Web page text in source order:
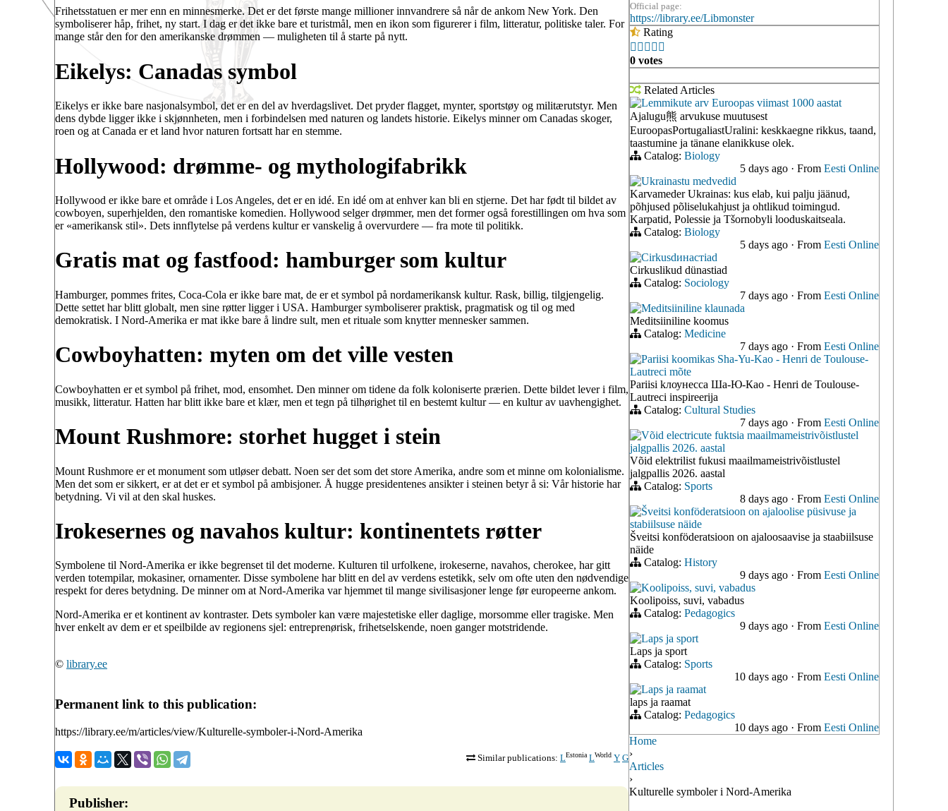
Frihetsstatuen er mer enn en minnesmerke. Det er det første mange millioner innvandrere så når de ankom New York. Den
symboliserer håp, frihet, ny start. I dag er det ikke bare et turistmål, men en ikon som figurerer i film, litteratur, politiske taler. For
mange står den for den amerikanske drømmen — muligheten til å starte på nytt.
Eikelys: Canadas symbol
Eikelys er ikke bare nasjonalsymbol, det er en del av hverdagslivet. Det pryder flagget, mynter, sportstøy og militærutstyr. Men
dens dybde ligger ikke i skjønnheten, men i forbindelsen med naturen og landets historie. Eikelys minner om Canadas skoger,
roen og at Canada er et land hvor naturen fortsatt har en stemme.
Hollywood: drømme- og mythologifabrikk
Hollywood er ikke bare et område i Los Angeles, det er en idé. En idé om at enhver kan bli en stjerne. Det har født til bildet av
cowboyen, superhjelden, den romantiske komedien. Hollywood selger drømmer, men det former også forestillingen om hva som
er «amerikansk stil». Dets innflytelse på verdens kultur er vanskelig å overvurdere — fra mote til politikk.
Gratis mat og fastfood: hamburger som kultur
Hamburger, pommes frites, Coca-Cola er ikke bare mat, de er et symbol på nordamerikansk kultur. Rask, billig, tilgjengelig.
Dette settet har blitt globalt, men sine røtter ligger i USA. Hamburger symboliserer praktisk, pragmatisk og til og med
demokratisk. I Nord-Amerika er mat ikke bare å lindre sult, men et rituale som knytter mennesker sammen.
Cowboyhatten: myten om det ville vesten
Cowboyhatten er et symbol på frihet, mod, ensomhet. Den minner om tidene da folk koloniserte prærien. Dette bildet lever i film,
musikk, litteratur. Hatten har blitt ikke bare et klær, men et tegn på tilhørighet til en bestemt kultur — en kultur av uavhengighet.
Mount Rushmore: storhet hugget i stein
Mount Rushmore er et monument som utløser debatt. Noen ser det som det store Amerika, andre som et minne om kolonialisme.
Men det som er sikkert, er at det er et symbol på ambisjoner. Å hugge presidentenes ansikter i steinen betyr å si: Vår historie har
betydning. Vi vil at den skal huskes.
Irokesernes og navahos kultur: kontinentets røtter
Symbolene til Nord-Amerika er ikke begrenset til det moderne. Kulturen til urfolkene, irokeserne, navahos, cherokee, har gitt
verden totempilar, mokasiner, ornamenter. Disse symbolene har blitt en del av verdens estetikk, selv om ofte uten den nødvendige
respekt for deres betydning. De minner om at Nord-Amerika var hjemmet til mange sivilisasjoner lenge før europeerne ankom.
Nord-Amerika er et kontinent av kontraster. Dets symboler kan være majestetiske eller daglige, morsomme eller tragiske. Men
hver enkelt av dem er et speilbilde av regionens sjel: entreprenørisk, frihetselskende, noen ganger motstridende.
© library.ee
Permanent link to this publication:
https://library.ee/m/articles/view/Kulturelle-symboler-i-Nord-Amerika
Similar publications: LEstonia LWorld Y G
Publisher:
Official page:
https://library.ee/Libmonster
Rating
    
0 votes
Related Articles
Lemmikute arv Euroopas viimast 1000 aastat
Ajalugu熊 arvukuse muutusest
EuroopasPortugaliastUralini: keskkaegne rikkus, taand,
taastumine ja tänane elanikkuse olek.
Catalog: Biology
5 days ago · From Eesti Online
Ukrainastu medvedid
Karvameder Ukrainas: kus elab, kui palju jäänud,
põhjused põliselukahjust ja ohtlikud toimingud.
Karpatid, Polessie ja Tšornobyli looduskaitseala.
Catalog: Biology
5 days ago · From Eesti Online
Cirkusdинастiad
Cirkuslikud dünastiad
Catalog: Sociology
7 days ago · From Eesti Online
Meditsiiniline klaunada
Meditsiiniline koomus
Catalog: Medicine
7 days ago · From Eesti Online
Pariisi koomikas Sha-Yu-Kao - Henri de Toulouse-
Lautreci mõte
Pariisi kлоунессa Шa-Ю-Кaо - Henri de Toulouse-
Lautreci inspireerija
Catalog: Cultural Studies
7 days ago · From Eesti Online
Võid electricute fuktsia maailmameistrivõistlustel
jalgpallis 2026. aastal
Võid elektrilist fukusi maailmameistrivõistlustel
jalgpallis 2026. aastal
Catalog: Sports
8 days ago · From Eesti Online
Šveitsi konföderatsioon on ajaloolise püsivuse ja
stabiilsuse näide
Šveitsi konföderatsioon on ajaloosaavise ja staabiilsuse
näide
Catalog: History
9 days ago · From Eesti Online
Koolipoiss, suvi, vabadus
Koolipoiss, suvi, vabadus
Catalog: Pedagogics
9 days ago · From Eesti Online
Laps ja sport
Laps ja sport
Catalog: Sports
10 days ago · From Eesti Online
Laps ja raamat
laps ja raamat
Catalog: Pedagogics
10 days ago · From Eesti Online
Home
›
Articles
›
Kulturelle symboler i Nord-Amerika